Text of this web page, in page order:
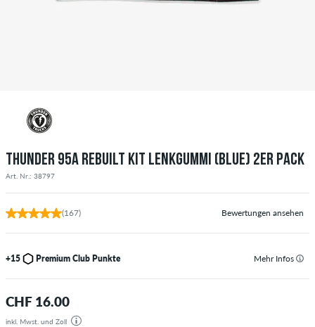
THUNDER 95A REBUILT KIT LENKGUMMI (BLUE) 2ER PACK
Art. Nr.: 38797
(167) Bewertungen ansehen
+15 Premium Club Punkte Mehr Infos
CHF 16.00
inkl. Mwst. und Zoll